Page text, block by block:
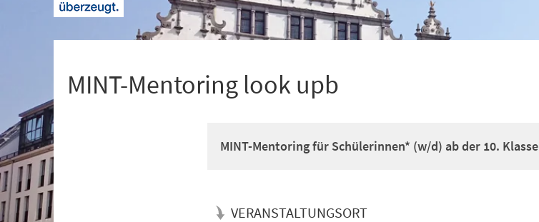
MINT-Mentoring look upb
MINT-Mentoring für Schülerinnen* (w/d) ab der 10. Klasse
VERANSTALTUNGSORT